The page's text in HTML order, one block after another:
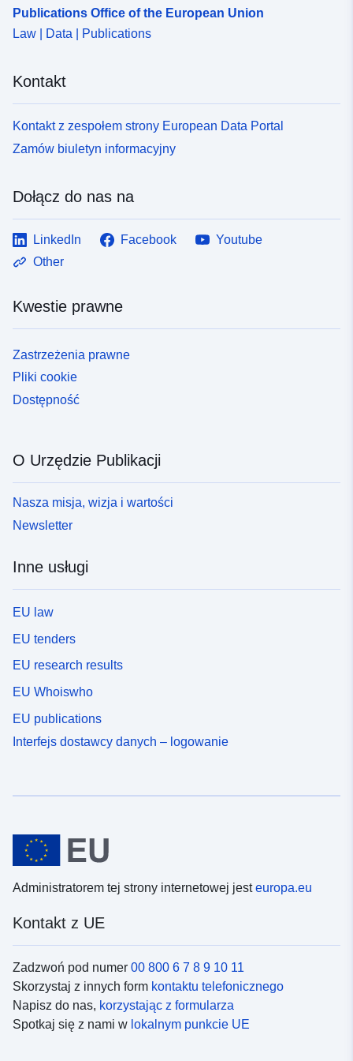
Publications Office of the European Union
Law | Data | Publications
Kontakt
Kontakt z zespołem strony European Data Portal
Zamów biuletyn informacyjny
Dołącz do nas na
LinkedIn Facebook
Youtube
Other
Kwestie prawne
Zastrzeżenia prawne
Pliki cookie
Dostępność
O Urzędzie Publikacji
Nasza misja, wizja i wartości
Newsletter
Inne usługi
EU law
EU tenders
EU research results
EU Whoiswho
EU publications
Interfejs dostawcy danych – logowanie
Administratorem tej strony internetowej jesteuropa.eu
Kontakt z UE
Zadzwoń pod numer 00 800 6 7 8 9 10 11
Skorzystaj z innych form kontaktu telefonicznego
Napisz do nas, korzystając z formularza
Spotkaj się z nami w lokalnym punkcie UE